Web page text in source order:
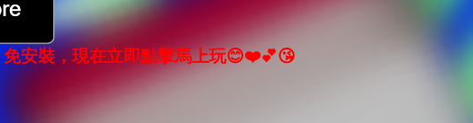
安裝，現在立即點擊馬上玩😊❤️💕😘